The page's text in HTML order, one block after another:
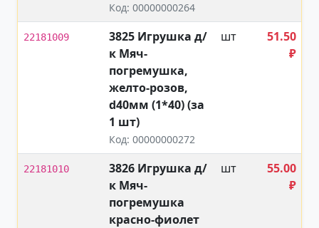
Код: 00000000264
22181009
3825 Игрушка д/
к Мяч-
погремушка,
желто-розов,
d40мм (1*40) (за
1 шт)
Код: 00000000272
шт
51.50
₽
22181010
3826 Игрушка д/
к Мяч-
погремушка
красно-фиолет
шт
55.00
₽